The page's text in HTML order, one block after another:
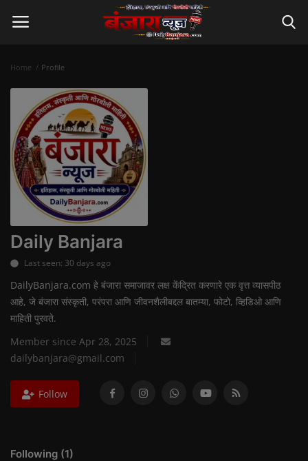
Home
Contact
ताज्या बातम्या
बंजारा समाज
संस्कृती व परंपरा
राजकारण
यशोगाथा
मनोरंजन
Home Profile
Daily Banjara
Last seen: 30 days ago
DailyBanjara.com हे बंजारा समाजावर लक्ष केंद्रित करणारे एक वृत्त व्यासपीठ
आहे, जे बंजारा संस्कृती, परंपरा आणि जीवनशैलीबद्दल बातम्या, फोटो, व्हिडिओ आणि
माहिती पुरवते.
Member since Apr 28, 2025
dailybanjara@gmail.com
Follow
Following (1)